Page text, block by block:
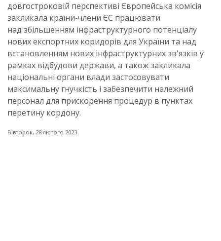
довгостроковій перспективі Європейська комісія
закликала країни-члени ЄС працювати
над збільшенням інфраструктурного потенціалу
нових експортних коридорів для України та над
встановленням нових інфраструктурних зв'язків у
рамках відбудови держави, а також закликала
національні органи влади застосовувати
максимальну гнучкість і забезпечити належний
персонал для прискорення процедур в пунктах
перетину кордону.
Вівторок, 28 лютого 2023